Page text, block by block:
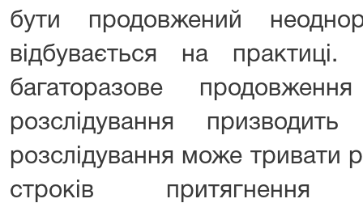
бути продовжений
відбувається на
багаторазове
розслідування
розслідування може тривати
строків